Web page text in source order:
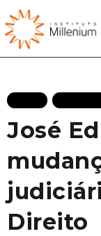
José
Direito